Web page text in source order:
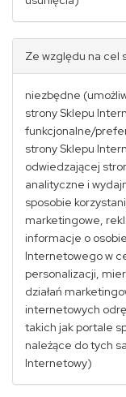
Ze względu na cel
niezbędne
strony Sklepu
funkcjonalne/
strony Sklepu
odwiedzającej
analityczne i
sposobie
marketingowe,
informacje o
Internetowego w
personalizacji,
działań
internetowych
takich jak portale
należące do tych
Internetowy)